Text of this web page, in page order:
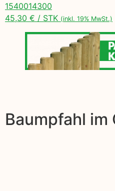
1540014300
45,30 € / STK (inkl. 19% MwSt.)
Baumpfahl im